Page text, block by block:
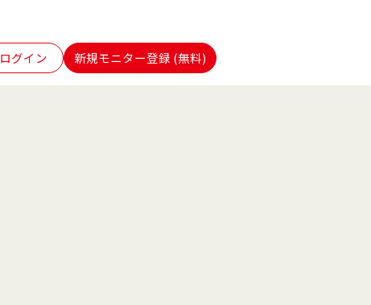
ログイン 新規モニター登録 (無料)